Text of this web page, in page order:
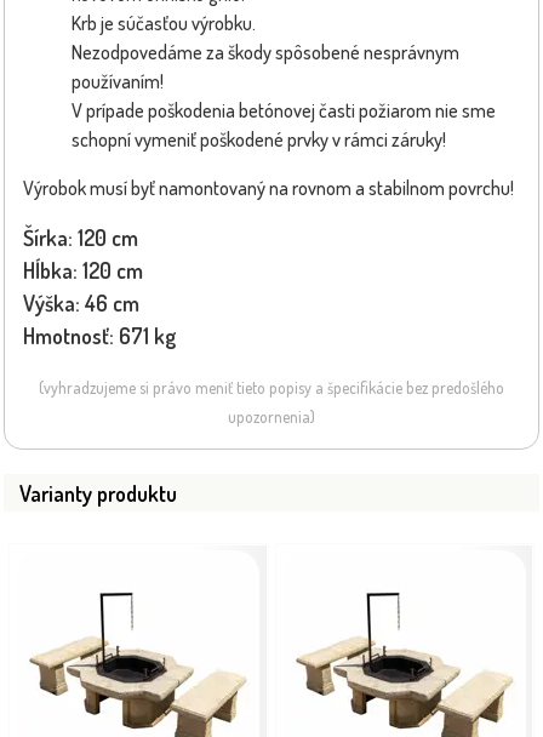
Krb je súčasťou výrobku.
Nezodpovedáme za škody spôsobené nesprávnym
používaním!
V prípade poškodenia betónovej časti požiarom nie sme
schopní vymeniť poškodené prvky v rámci záruky!
Výrobok musí byť namontovaný na rovnom a stabilnom povrchu!
Šírka: 120 cm
Hĺbka: 120 cm
Výška: 46 cm
Hmotnosť: 671 kg
(vyhradzujeme si právo meniť tieto popisy a špecifikácie bez predošlého
upozornenia)
Varianty produktu